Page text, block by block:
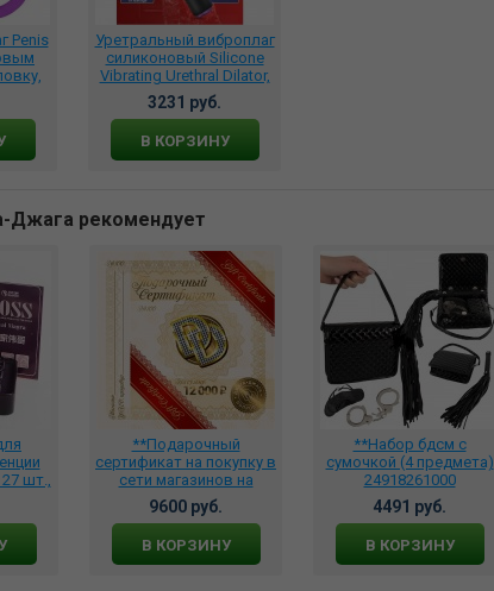
Penis
Уретральный виброплаг
силиконовый Silicone
Vibrating Urethral Dilator,
YC-3054236
3231 руб.
В КОРЗИНУ
Джага рекомендует
шт.,
**Подарочный
сертификат на покупку в
сети магазинов на
сумму 12.000 руб., sert-
12000
9600 руб.
В КОРЗИНУ
**Набор бдсм с
сумочкой (4 предмета)
24918261000
4491 руб.
В КОРЗИНУ